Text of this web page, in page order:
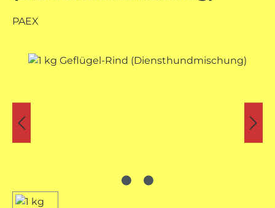
PAEX
Bildergalerie überspringen